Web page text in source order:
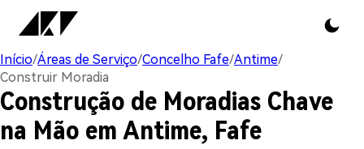
Início/Áreas de Serviço/Concelho Fafe/Antime/
Construir Moradia
Construção de Moradias Chave
na Mão em Antime, Fafe